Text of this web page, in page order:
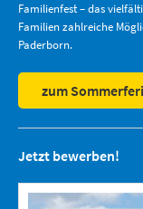
Familienfest – das
Familien zahlreiche
Paderborn.
zum
Jetzt bewerben!